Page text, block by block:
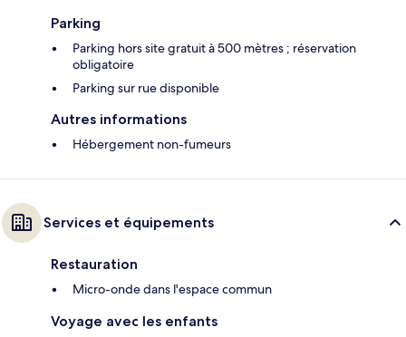
Parking
Parking hors site gratuit à 500 mètres ; réservation
obligatoire
Parking sur rue disponible
Autres informations
Hébergement non-fumeurs
Services et équipements
Restauration
Micro-onde dans l'espace commun
Voyage avec les enfants